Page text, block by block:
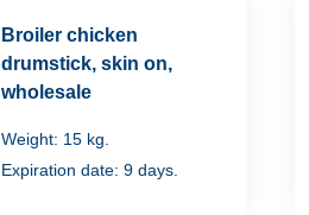
Broiler chicken
drumstick, skin on,
wholesale
Weight: 15 kg.
Expiration date: 9 days.